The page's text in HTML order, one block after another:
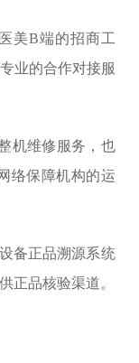
美B端的招商工
业的合作对接服
机维修服务，也
络保障机构的运
备正品溯源系统
正品核验渠道。